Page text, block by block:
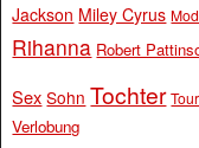
Jackson Miley Cyrus
Rihanna Robert
Sex Sohn Tochter
Verlobung